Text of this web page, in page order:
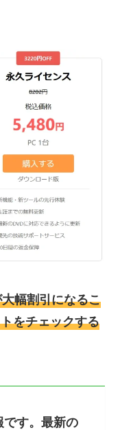
幅割引になるこ
をチェックする
す。最新の